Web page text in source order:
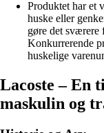
Produktet har et
huske eller
gøre det sværere
Konkurrerende
huskelige
Lacoste – En
maskulin og